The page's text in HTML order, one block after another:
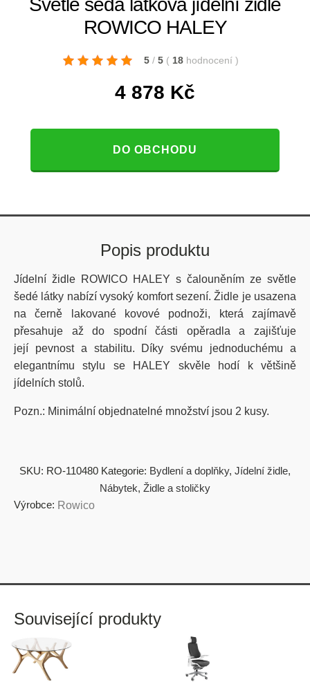
Světle šedá látková jídelní židle
ROWICO HALEY
5 / 5 ( 18 hodnocení )
4 878 Kč
DO OBCHODU
Popis produktu
Jídelní židle ROWICO HALEY s čalouněním ze světle
šedé látky nabízí vysoký komfort sezení. Židle je usazena
na černě lakované kovové podnoži, která zajímavě
přesahuje až do spodní části opěradla a zajišťuje
její pevnost a stabilitu. Díky svému jednoduchému a
elegantnímu stylu se HALEY skvěle hodí k většině
jídelních stolů.
Pozn.: Minimální objednatelné množství jsou 2 kusy.
SKU: RO-110480 Kategorie: Bydlení a doplňky, Jídelní židle,
Nábytek, Židle a stoličky
Výrobce: Rowico
Související produkty